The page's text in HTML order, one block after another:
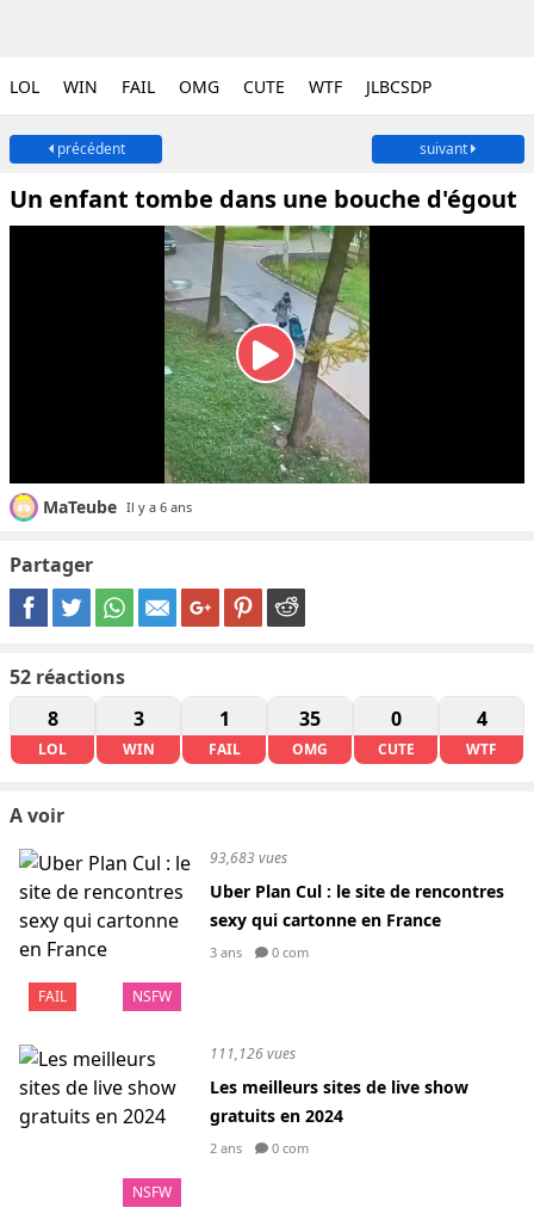
LOL WIN FAIL OMG CUTE WTF JLBCSDP
précédent suivant
Un enfant tombe dans une bouche d'égout
MaTeube Il y a 6 ans
Partager
52 réactions
8
LOL
3
WIN
1
FAIL
35
OMG
0
CUTE
4
WTF
A voir
FAIL NSFW
93,683 vues
Uber Plan Cul : le site de rencontres
sexy qui cartonne en France
3 ans 0 com
NSFW
111,126 vues
Les meilleurs sites de live show
gratuits en 2024
2 ans 0 com